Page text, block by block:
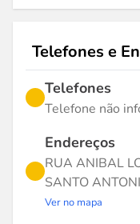
Telefones e
Telefones
Telefone não
Endereços
RUA ANIBAL
SANTO
Ver no mapa